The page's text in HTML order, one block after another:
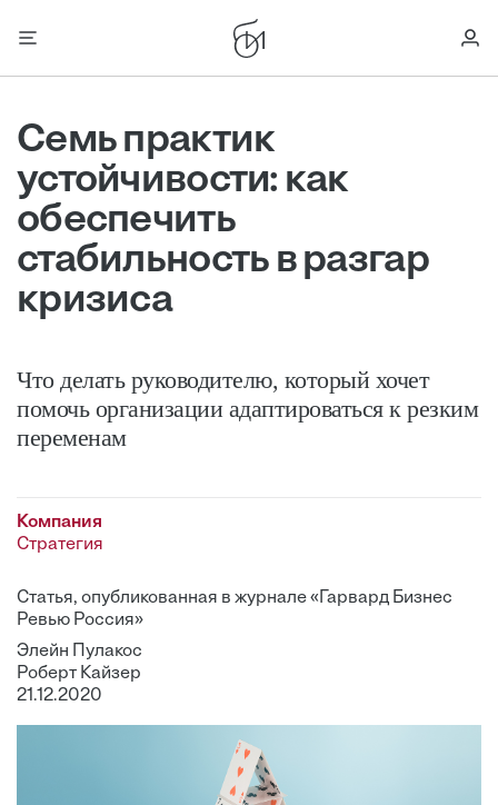
Семь практик
устойчивости: как
обеспечить
стабильность в разгар
кризиса
Что делать руководителю, который хочет
помочь организации адаптироваться к резким
переменам
Компания
Стратегия
Статья, опубликованная в журнале «Гарвард Бизнес
Ревью Россия»
Элейн Пулакос
Роберт Кайзер
21.12.2020